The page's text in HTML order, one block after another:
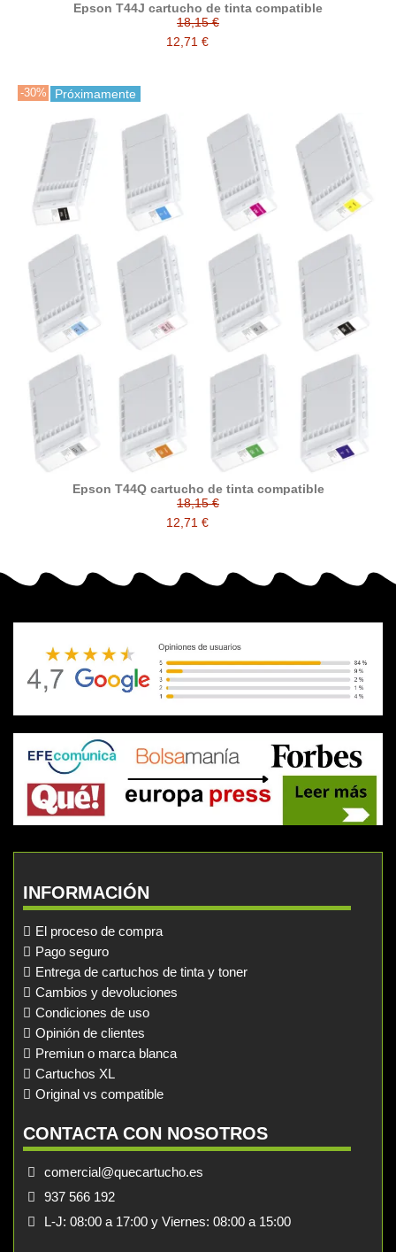
Epson T44J cartucho de tinta compatible
18,15 €
12,71 €
-30% Próximamente
Epson T44Q cartucho de tinta compatible
18,15 €
12,71 €
INFORMACIÓN
El proceso de compra
Pago seguro
Entrega de cartuchos de tinta y toner
Cambios y devoluciones
Condiciones de uso
Opinión de clientes
Premiun o marca blanca
Cartuchos XL
Original vs compatible
CONTACTA CON NOSOTROS
comercial@quecartucho.es
937 566 192
L-J: 08:00 a 17:00 y Viernes: 08:00 a 15:00